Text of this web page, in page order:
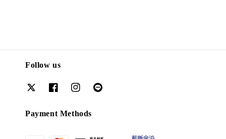
Follow us
Payment Methods